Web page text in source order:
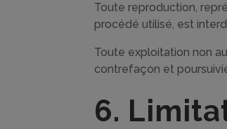
Toute reproduction,
procédé utilisé, est
Toute exploitation non
contrefaçon et
6.